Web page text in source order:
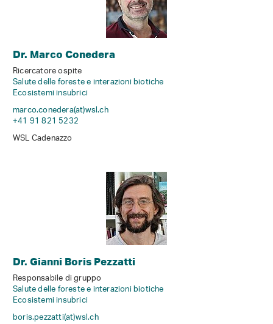
Dr. Marco Conedera
Ricercatore ospite
Salute delle foreste e interazioni biotiche
Ecosistemi insubrici
marco.conedera(at)wsl.ch
+41 91 821 5232
WSL Cadenazzo
Dr. Gianni Boris Pezzatti
Responsabile di gruppo
Salute delle foreste e interazioni biotiche
Ecosistemi insubrici
boris.pezzatti(at)wsl.ch